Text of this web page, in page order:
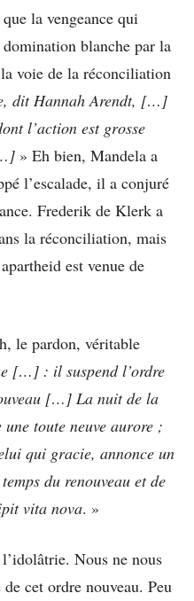
la vengeance qui
blanche par la
voie de la réconciliation
dit Hannah Arendt, […]
l’action est grosse
» Eh bien, Mandela a
l’escalade, il a conjuré
Frederik de Klerk a
la réconciliation, mais
est venue de
le pardon, véritable
[…] : il suspend l’ordre
[…] La nuit de la
toute neuve aurore ;
qui gracie, annonce un
du renouveau et de
vita nova. »
Nous ne nous
cet ordre nouveau. Peu